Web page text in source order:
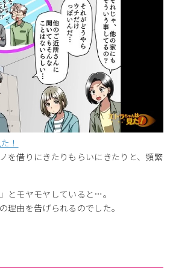
！
を借りにきたりもらいにきたりと、頻繁
とモヤモヤしていると…。
理由を告げられるのでした。